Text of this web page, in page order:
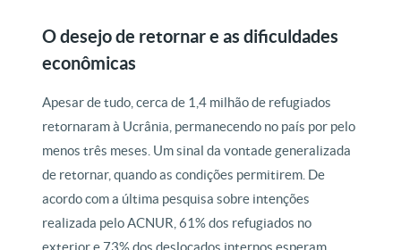
O desejo de retornar e as dificuldades
econômicas
Apesar de tudo, cerca de 1,4 milhão de refugiados
retornaram à Ucrânia, permanecendo no país por pelo
menos três meses. Um sinal da vontade generalizada
de retornar, quando as condições permitirem. De
acordo com a última pesquisa sobre intenções
realizada pelo ACNUR, 61% dos refugiados no